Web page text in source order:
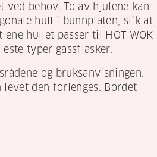
behov. To av hjulene kan
hull i bunnplaten, slik at
hullet passer til HOT WOK
typer gassflasker.
og bruksanvisningen.
forlenges. Bordet